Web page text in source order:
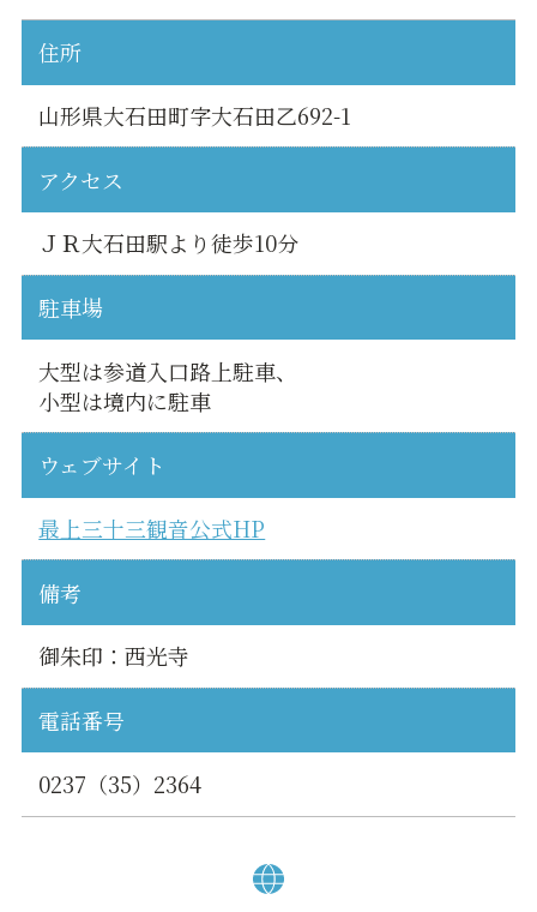
住所
山形県大石田町字大石田乙692-1
アクセス
ＪＲ大石田駅より徒歩10分
駐車場
大型は参道入口路上駐車、
小型は境内に駐車
ウェブサイト
最上三十三観音公式HP
備考
御朱印：西光寺
電話番号
0237（35）2364